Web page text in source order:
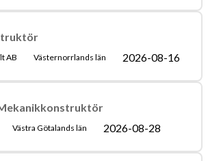
AB Västernorrlands län 2026-08-16
Västra Götalands län 2026-08-28